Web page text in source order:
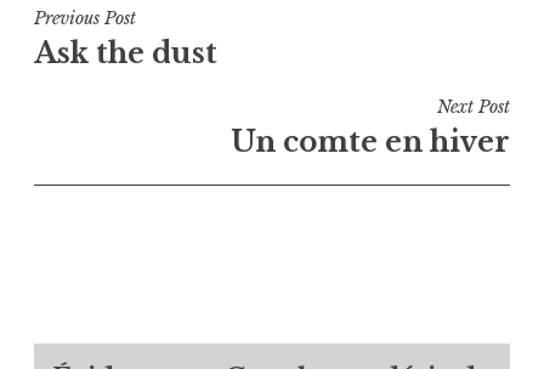
Navigation
de
Previous Post
Ask the dust
Next Post
Un comte en hiver